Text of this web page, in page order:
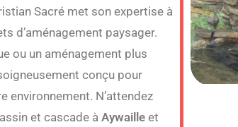
Sacré met son expertise à
d’aménagement paysager.
ou un aménagement plus
conçu pour
environnement. N’attendez
et cascade à Aywaille et